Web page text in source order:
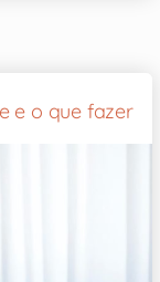
e o que fazer